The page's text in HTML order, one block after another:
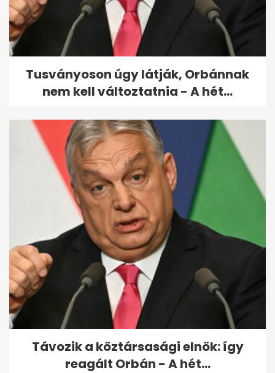
Grandevú Családi Nap 2026 –
Egy nap, ahol az autók, a zene
és a...
Tusványoson úgy látják, Orbánnak
nem kell változtatnia - A hét...
Távozik a köztársasági elnök: így
reagált Orbán - A hét...